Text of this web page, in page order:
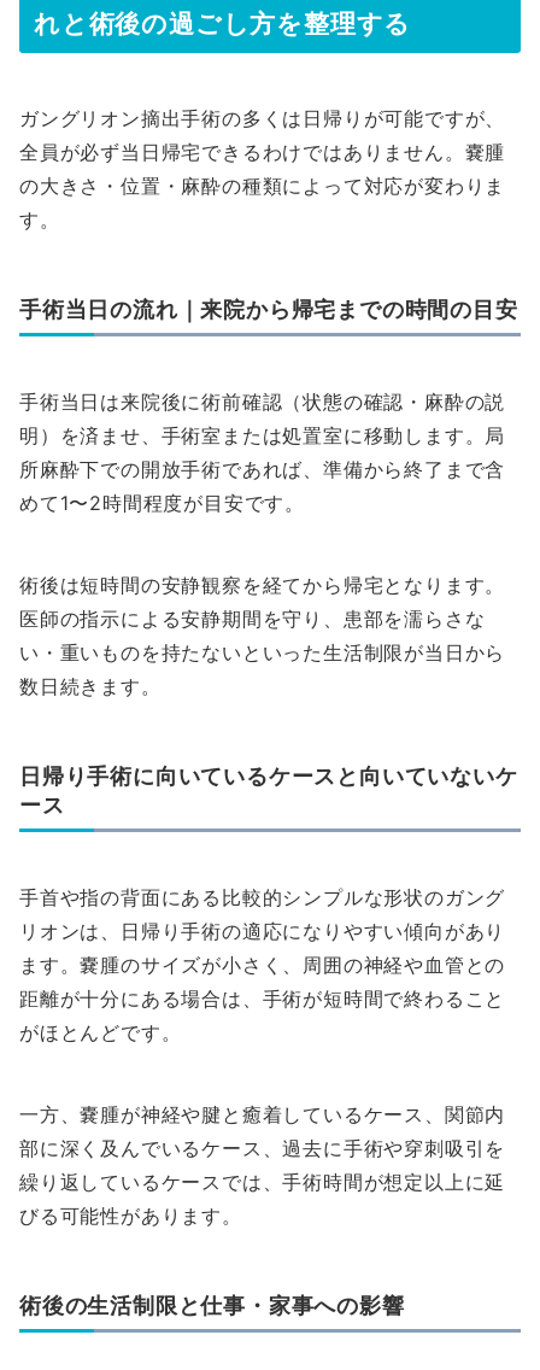
れと術後の過ごし方を整理する
ガングリオン摘出手術の多くは日帰りが可能ですが、
全員が必ず当日帰宅できるわけではありません。嚢腫
の大きさ・位置・麻酔の種類によって対応が変わりま
す。
手術当日の流れ｜来院から帰宅までの時間の目安
手術当日は来院後に術前確認（状態の確認・麻酔の説
明）を済ませ、手術室または処置室に移動します。局
所麻酔下での開放手術であれば、準備から終了まで含
めて1〜2時間程度が目安です。
術後は短時間の安静観察を経てから帰宅となります。
医師の指示による安静期間を守り、患部を濡らさな
い・重いものを持たないといった生活制限が当日から
数日続きます。
日帰り手術に向いているケースと向いていないケ
ース
手首や指の背面にある比較的シンプルな形状のガング
リオンは、日帰り手術の適応になりやすい傾向があり
ます。嚢腫のサイズが小さく、周囲の神経や血管との
距離が十分にある場合は、手術が短時間で終わること
がほとんどです。
一方、嚢腫が神経や腱と癒着しているケース、関節内
部に深く及んでいるケース、過去に手術や穿刺吸引を
繰り返しているケースでは、手術時間が想定以上に延
びる可能性があります。
術後の生活制限と仕事・家事への影響